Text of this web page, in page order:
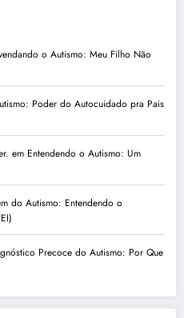
o Autismo: Meu Filho Não
Poder do Autocuidado pra Pais
em Entendendo o Autismo: Um
do Autismo: Entendendo o
Precoce do Autismo: Por Que